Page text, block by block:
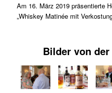
Am 16. März 2019 präsentierte
„Whiskey Matinée mit
Bilder von